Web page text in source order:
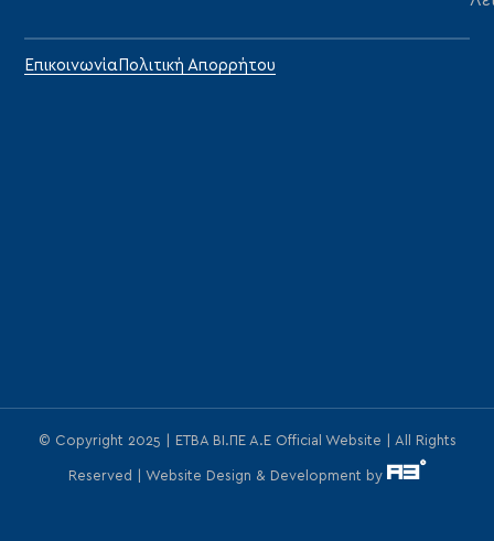
Επικοινωνία Πολιτική Απορρήτου
© Copyright 2025 | ΕΤΒΑ ΒΙ.ΠΕ Α.Ε Official Website | All Rights
Reserved | Website Design & Development by